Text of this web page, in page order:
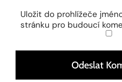
Uložit do prohlížeče
stránku pro budoucí